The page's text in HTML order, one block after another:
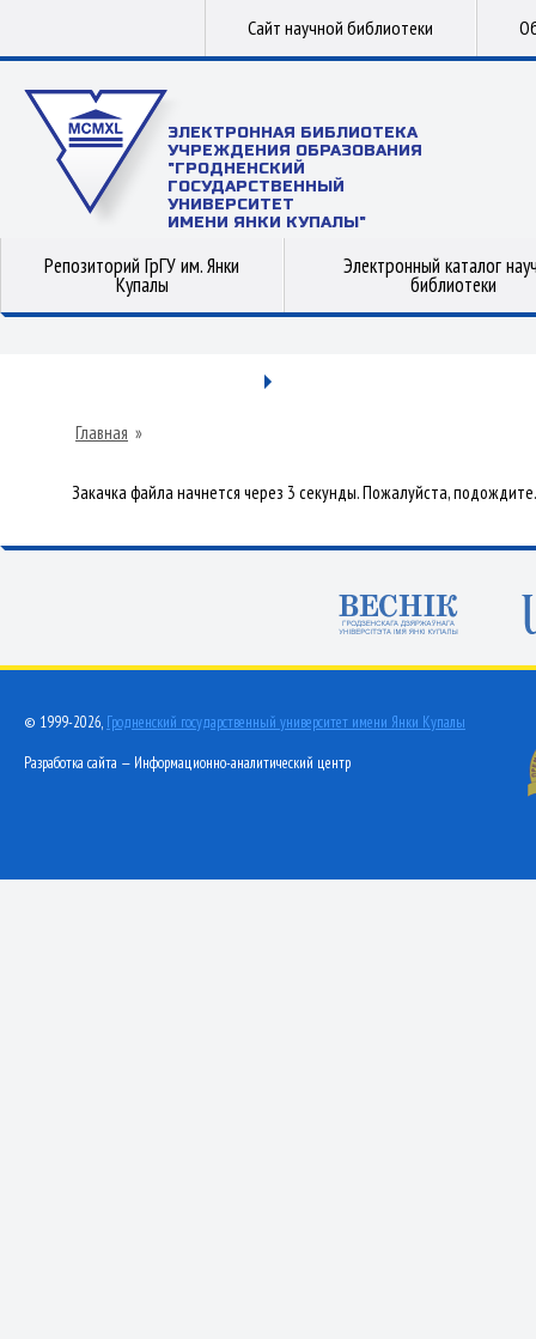
Сайт научной библиотеки
ЭЛЕКТРОННАЯ БИБЛИОТЕКА
УЧРЕЖДЕНИЯ ОБРАЗОВАНИЯ
"ГРОДНЕНСКИЙ
ГОСУДАРСТВЕННЫЙ
УНИВЕРСИТЕТ
ИМЕНИ ЯНКИ КУПАЛЫ"
Репозиторий ГрГУ им. Янки
Купалы
Электронный каталог
библиотеки
Главная »
Закачка файла начнется через 3 секунды. Пожалуйста, подождите.
© 1999-2026, Гродненский государственный университет имени Янки Купалы
Разработка сайта — Информационно-аналитический центр